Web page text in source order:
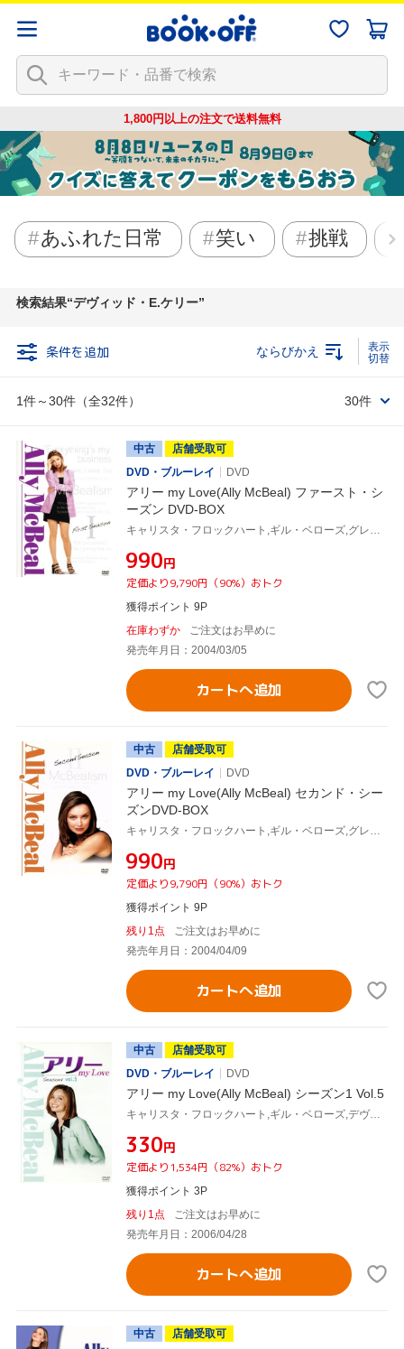
1,800円以上の注文で送料無料
あふれた日常 笑い 挑戦
検索結果 デヴィッド・E.ケリー
条件を追加
1件～30件（全32件）
ならびかえ
30件
中古
店舗受取可
DVD・ブルーレイ
DVD
アリー my Love(Ally McBeal) ファースト・シ
ーズン DVD-BOX
¥990円
定価より9,790円（90%）おトク
獲得ポイント 9P
在庫わずか
ご注文はお早めに
発売年月日：2004/03/05
カートへ追加
中古
店舗受取可
DVD・ブルーレイ
DVD
アリー my Love(Ally McBeal) セカンド・シー
ズンDVD-BOX
¥990円
定価より9,790円（90%）おトク
獲得ポイント 9P
残り1点
ご注文はお早めに
発売年月日：2004/04/09
カートへ追加
中古
店舗受取可
DVD・ブルーレイ
DVD
アリー my Love(Ally McBeal) シーズン1 Vol.5
キャリスタ・フロックハート,ギル・ベローズ,デヴィッド・E.ケリー(製作総指揮)
¥330円
定価より1,534円（82%）おトク
獲得ポイント 3P
残り1点
ご注文はお早めに
発売年月日：2006/04/28
カートへ追加
中古
店舗受取可